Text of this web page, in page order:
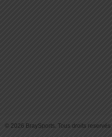
© 2026 BraySports. Tous droits reservés.